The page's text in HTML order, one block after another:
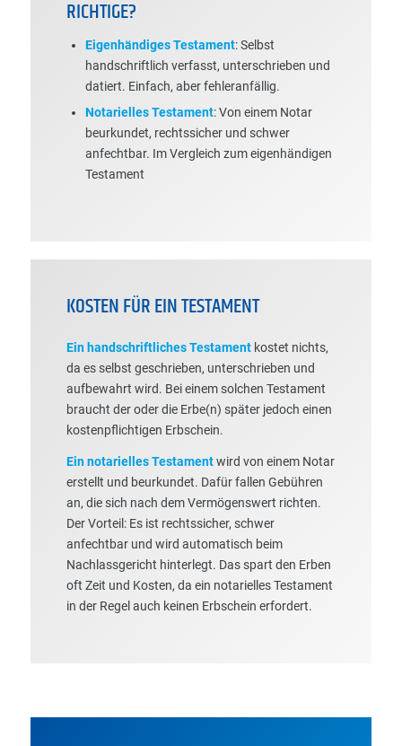
RICHTIGE?
Eigenhändiges Testament: Selbst
handschriftlich verfasst, unterschrieben und
datiert. Einfach, aber fehleranfällig.
Notarielles Testament: Von einem Notar
beurkundet, rechtssicher und schwer
anfechtbar. Im Vergleich zum eigenhändigen
Testament
KOSTEN FÜR EIN TESTAMENT
Ein handschriftliches Testamentkostet nichts,
da es selbst geschrieben, unterschrieben und
aufbewahrt wird. Bei einem solchen Testament
braucht der oder die Erbe(n) später jedoch einen
kostenpflichtigen Erbschein.
Ein notarielles Testamentwird von einem Notar
erstellt und beurkundet. Dafür fallen Gebühren
an, die sich nach dem Vermögenswert richten.
Der Vorteil: Es ist rechtssicher, schwer
anfechtbar und wird automatisch beim
Nachlassgericht hinterlegt. Das spart den Erben
oft Zeit und Kosten, da ein notarielles Testament
in der Regel auch keinen Erbschein erfordert.